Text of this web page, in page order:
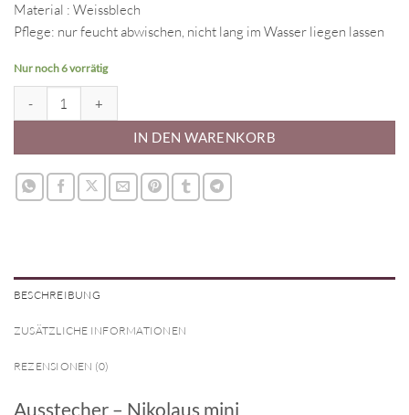
Material : Weissblech
Pflege: nur feucht abwischen, nicht lang im Wasser liegen lassen
Nur noch 6 vorrätig
IN DEN WARENKORB
BESCHREIBUNG
ZUSÄTZLICHE INFORMATIONEN
REZENSIONEN (0)
Ausstecher – Nikolaus mini